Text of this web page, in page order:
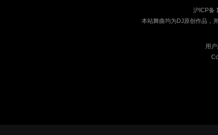
沪ICP备
本站舞曲均为DJ原创作品，
用